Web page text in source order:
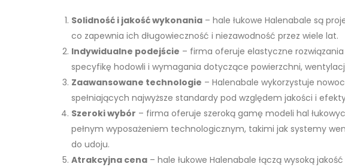
Solidność i jakość wykonania – hale łukowe Halenabale są
co zapewnia ich długowieczność i niezawodność przez wiele lat.
Indywidualne podejście – firma oferuje elastyczne
specyfikę hodowli i wymagania dotyczące powierzchni,
Zaawansowane technologie – Halenabale wykorzystuje
spełniających najwyższe standardy pod względem jakości i
Szeroki wybór – firma oferuje szeroką gamę modeli hal
pełnym wyposażeniem technologicznym, takimi jak systemy
do udoju.
Atrakcyjna cena – hale łukowe Halenabale łączą wysoką